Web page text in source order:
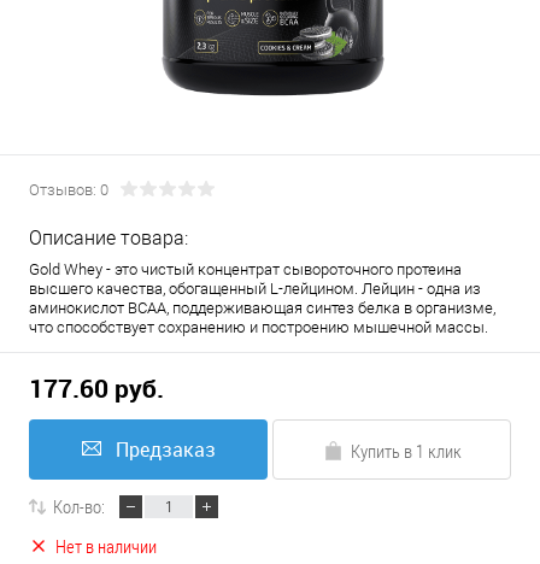
Отзывов: 0
Описание товара:
Gold Whey - это чистый концентрат сывороточного протеина
высшего качества, обогащенный L-лейцином. Лейцин - одна из
аминокислот ВСАА, поддерживающая синтез белка в организме,
что способствует сохранению и построению мышечной массы.
177.60 руб.
Предзаказ Купить в 1 клик
Кол-во:
Нет в наличии